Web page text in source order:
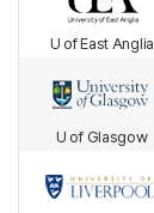
U of East Anglia
U of Glasgow